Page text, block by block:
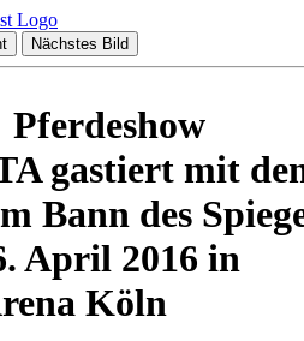
Nächstes Bild
gastiert mit
Bann des
April 2016 in
Köln